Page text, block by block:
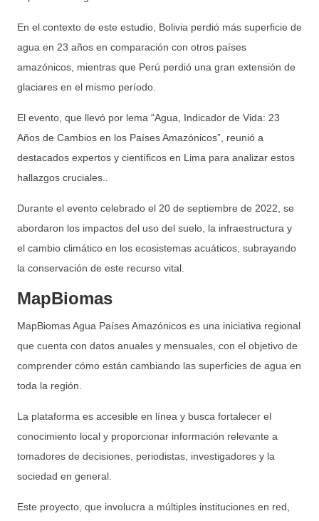
En el contexto de este estudio, Bolivia perdió más superficie de
agua en 23 años en comparación con otros países
amazónicos, mientras que Perú perdió una gran extensión de
glaciares en el mismo período.
El evento, que llevó por lema “Agua, Indicador de Vida: 23
Años de Cambios en los Países Amazónicos”, reunió a
destacados expertos y científicos en Lima para analizar estos
hallazgos cruciales..
Durante el evento celebrado el 20 de septiembre de 2022, se
abordaron los impactos del uso del suelo, la infraestructura y
el cambio climático en los ecosistemas acuáticos, subrayando
la conservación de este recurso vital.
MapBiomas
MapBiomas Agua Países Amazónicos es una iniciativa regional
que cuenta con datos anuales y mensuales, con el objetivo de
comprender cómo están cambiando las superficies de agua en
toda la región.
La plataforma es accesible en línea y busca fortalecer el
conocimiento local y proporcionar información relevante a
tomadores de decisiones, periodistas, investigadores y la
sociedad en general.
Este proyecto, que involucra a múltiples instituciones en red,